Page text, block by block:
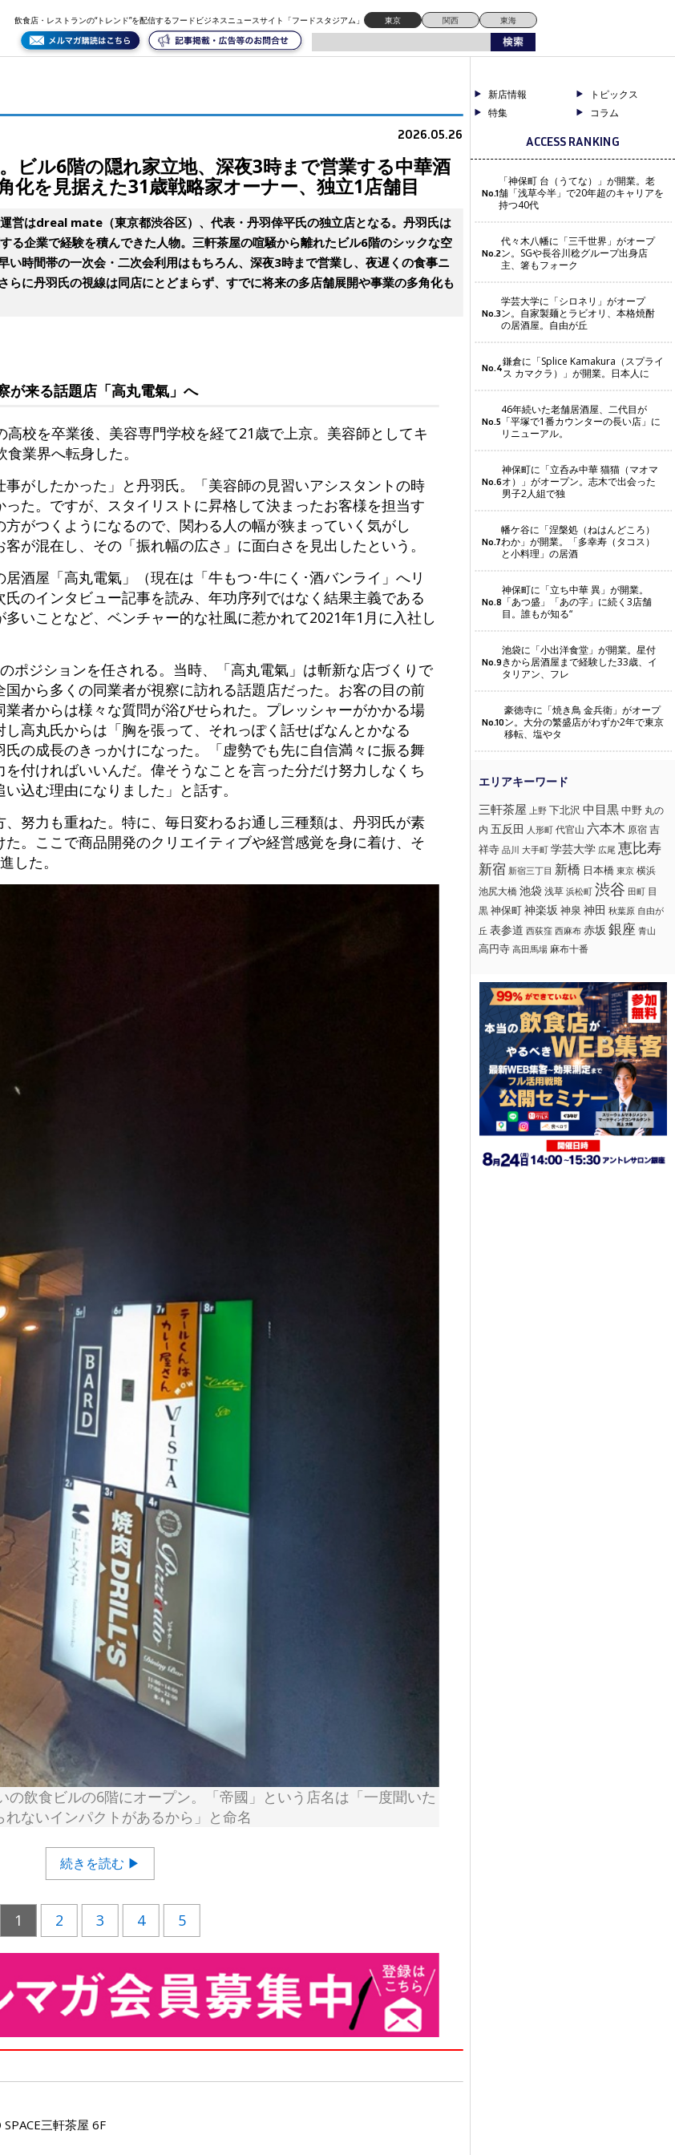
飲食店・レストランの“トレンド”を配信するフードビジネスニュースサイト「フードスタジアム」 東京 関西 東海
2026.05.26
ビル6階の隠れ家立地、深夜3時まで営業する中華酒
化を見据えた31歳戦略家オーナー、独立1店舗目
営はdreal mate（東京都渋谷区）、代表・丹羽倖平氏の独立店となる。丹羽氏は
る企業で経験を積んできた人物。三軒茶屋の喧騒から離れたビル6階のシックな空
い時間帯の一次会・二次会利用はもちろん、深夜3時まで営業し、夜遅くの食事ニ
らに丹羽氏の視線は同店にとどまらず、すでに将来の多店舗展開や事業の多角化も
が来る話題店「高丸電氣」へ
校を卒業後、美容専門学校を経て21歳で上京。美容師としてキ
業界へ転身した。
事がしたかった」と丹羽氏。「美容師の見習いアシスタントの時
た。ですが、スタイリストに昇格して決まったお客様を担当す
がつくようになるので、関わる人の幅が狭まっていく気がし
が混在し、その「振れ幅の広さ」に面白さを見出したという。
酒屋「高丸電氣」（現在は「牛もつ･牛にく･酒バンライ」へリ
のインタビュー記事を読み、年功序列ではなく結果主義である
いことなど、ベンチャー的な社風に惹かれて2021年1月に入社し
ポジションを任される。当時、「高丸電氣」は斬新な店づくりで
から多くの同業者が視察に訪れる話題店だった。お客の目の前
者からは様々な質問が浴びせられた。プレッシャーがかかる場
高丸氏からは「胸を張って、それっぽく話せばなんとかなる
の成長のきっかけになった。「虚勢でも先に自信満々に振る舞
付ければいいんだ。偉そうなことを言った分だけ努力しなくち
込む理由になりました」と話す。
努力も重ねた。特に、毎日変わるお通し三種類は、丹羽氏が素
。ここで商品開発のクリエイティブや経営感覚を身に着け、そ
した。
の飲食ビルの6階にオープン。「帝國」という店名は「一度聞いた
れないインパクトがあるから」と命名
続きを読む ▶
1 2 3 4 5
三軒茶屋 6F
新店情報
トピックス
特集
コラム
ACCESS RANKING
No.1
「神保町 台（うてな）」が開業。老
舗「浅草今半」で20年超のキャリアを
持つ40代
No.2
代々木八幡に「三千世界」がオープ
ン。SGや長谷川稔グループ出身店
主、箸もフォーク
No.3
学芸大学に「シロネリ」がオープ
ン。自家製麺とラビオリ、本格焼酎
の居酒屋。自由が丘
No.4鎌倉に「Splice Kamakura（スプライ
ス カマクラ）」が開業。日本人に
No.5
46年続いた老舗居酒屋、二代目が
「平塚で1番カウンターの長い店」に
リニューアル。
No.6
神保町に「立呑み中華 猫猫（マオマ
オ）」がオープン。志木で出会った
男子2人組で独
No.7
幡ケ谷に「涅槃処（ねはんどころ）
わか」が開業。「多幸寿（タコス）
と小料理」の居酒
No.8
神保町に「立ち中華 異」が開業。
「あつ盛」「あの字」に続く3店舗
目。誰もが知る“
No.9
池袋に「小出洋食堂」が開業。星付
きから居酒屋まで経験した33歳、イ
タリアン、フレ
No.10
豪徳寺に「焼き鳥 金兵衛」がオープ
ン。大分の繁盛店がわずか2年で東京
移転、塩やタ
三軒茶屋 上野 下北沢 中目黒中野 丸の
内 五反田 人形町 代官山 六本木 原宿 吉
祥寺 品川 大手町 学芸大学 広尾 恵比寿
新宿 新宿三丁目 新橋 日本橋 東京 横浜
池尻大橋 池袋浅草 浜松町 渋谷 田町 目
黒神保町神楽坂 神泉 神田 秋葉原 自由が
丘 表参道 西荻窪 西麻布 赤坂 銀座 青山
高円寺 高田馬場 麻布十番